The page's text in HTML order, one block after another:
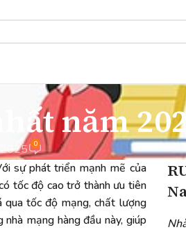
năm 2025
2025 0
sự phát triển mạnh mẽ của
tốc độ cao trở thành ưu tiên
qua tốc độ mạng, chất lượng
mạng hàng đầu này, giúp